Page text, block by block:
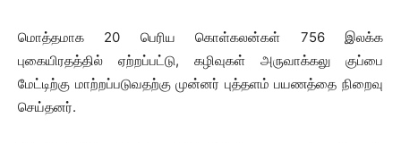
மொத்தமாக 20 பெரிய கொள்கலன்கள் 756 இலக்க
புகையிரதத்தில் ஏற்றப்பட்டு, கழிவுகள் அருவாக்கலு குப்பை
மேட்டிற்கு மாற்றப்படுவதற்கு முன்னர் புத்தளம் பயணத்தை நிறைவு
செய்தனர்.